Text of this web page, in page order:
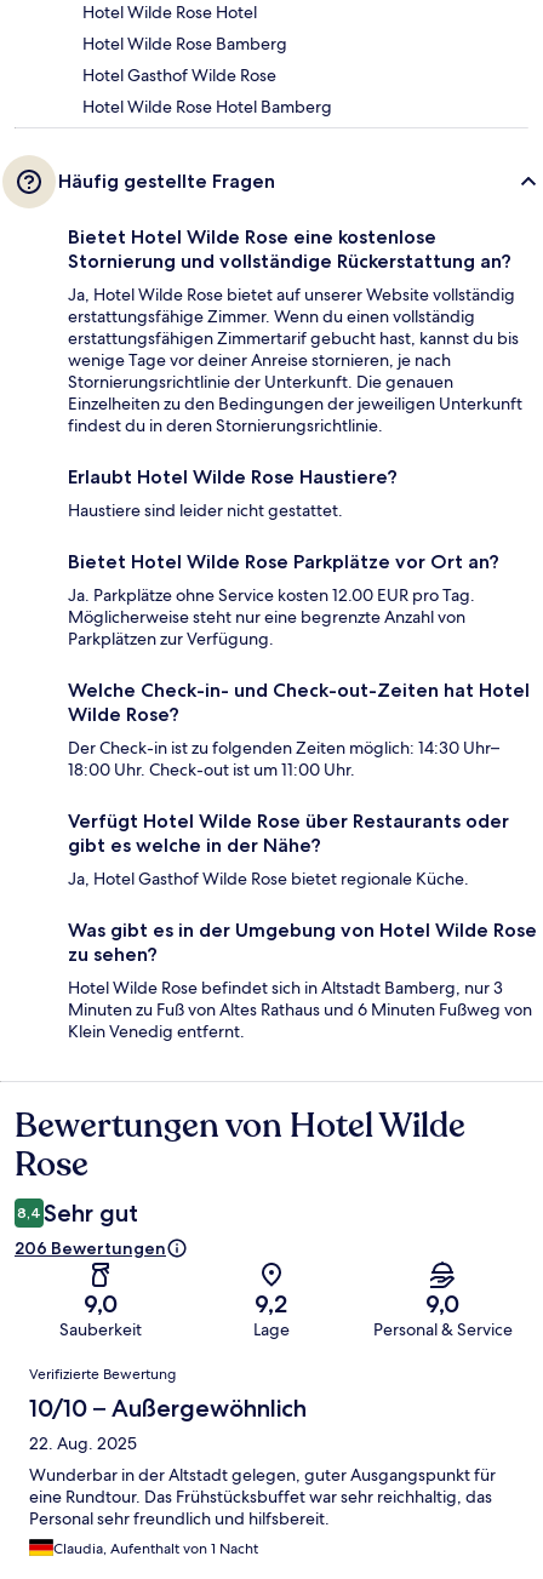
Hotel Wilde Rose Hotel
Hotel Wilde Rose Bamberg
Hotel Gasthof Wilde Rose
Hotel Wilde Rose Hotel Bamberg
Häufig gestellte Fragen
Bietet Hotel Wilde Rose eine kostenlose
Stornierung und vollständige Rückerstattung an?
Ja, Hotel Wilde Rose bietet auf unserer Website vollständig
erstattungsfähige Zimmer. Wenn du einen vollständig
erstattungsfähigen Zimmertarif gebucht hast, kannst du bis
wenige Tage vor deiner Anreise stornieren, je nach
Stornierungsrichtlinie der Unterkunft. Die genauen
Einzelheiten zu den Bedingungen der jeweiligen Unterkunft
findest du in deren Stornierungsrichtlinie.
Erlaubt Hotel Wilde Rose Haustiere?
Haustiere sind leider nicht gestattet.
Bietet Hotel Wilde Rose Parkplätze vor Ort an?
Ja. Parkplätze ohne Service kosten 12.00 EUR pro Tag.
Möglicherweise steht nur eine begrenzte Anzahl von
Parkplätzen zur Verfügung.
Welche Check-in- und Check-out-Zeiten hat Hotel
Wilde Rose?
Der Check-in ist zu folgenden Zeiten möglich: 14:30 Uhr–
18:00 Uhr. Check-out ist um 11:00 Uhr.
Verfügt Hotel Wilde Rose über Restaurants oder
gibt es welche in der Nähe?
Ja, Hotel Gasthof Wilde Rose bietet regionale Küche.
Was gibt es in der Umgebung von Hotel Wilde Rose
zu sehen?
Hotel Wilde Rose befindet sich in Altstadt Bamberg, nur 3
Minuten zu Fuß von Altes Rathaus und 6 Minuten Fußweg von
Klein Venedig entfernt.
Bewertungen
Bewertungen von Hotel Wilde
Rose
8,4 Sehr gut
206 Bewertungen
9,0
Sauberkeit
9,2
Lage
9,0
Personal & Service
Bewertungen
Verifizierte Bewertung
10/10 – Außergewöhnlich
22. Aug. 2025
Wunderbar in der Altstadt gelegen, guter Ausgangspunkt für
eine Rundtour. Das Frühstücksbuffet war sehr reichhaltig, das
Personal sehr freundlich und hilfsbereit.
Claudia, Aufenthalt von 1 Nacht